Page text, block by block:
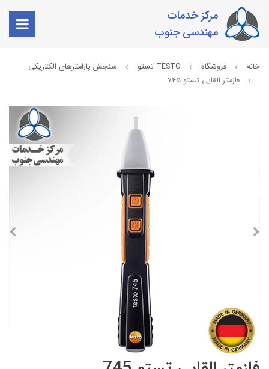
مرکز خدمات
مهندسی جنوب
خانه فروشگاه TESTO تستو
سنجش پارامترهای الکتریکی
فازمتر القایی تستو 745